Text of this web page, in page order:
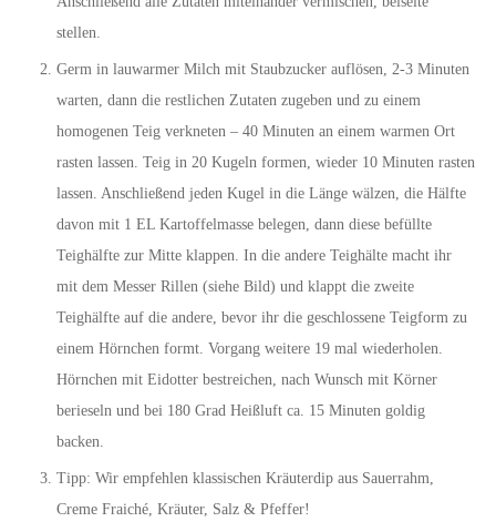
stellen.
Germ in lauwarmer Milch mit Staubzucker auflösen, 2-3 Minuten
warten, dann die restlichen Zutaten zugeben und zu einem
homogenen Teig verkneten – 40 Minuten an einem warmen Ort
rasten lassen. Teig in 20 Kugeln formen, wieder 10 Minuten rasten
lassen. Anschließend jeden Kugel in die Länge wälzen, die Hälfte
davon mit 1 EL Kartoffelmasse belegen, dann diese befüllte
Teighälfte zur Mitte klappen. In die andere Teighälte macht ihr
mit dem Messer Rillen (siehe Bild) und klappt die zweite
Teighälfte auf die andere, bevor ihr die geschlossene Teigform zu
einem Hörnchen formt. Vorgang weitere 19 mal wiederholen.
Hörnchen mit Eidotter bestreichen, nach Wunsch mit Körner
berieseln und bei 180 Grad Heißluft ca. 15 Minuten goldig
backen.
Tipp: Wir empfehlen klassischen Kräuterdip aus Sauerrahm,
Creme Fraiché, Kräuter, Salz & Pfeffer!